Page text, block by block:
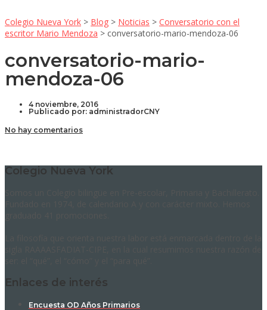
Colegio Nueva York > Blog > Noticias > Conversatorio con el
escritor Mario Mendoza > conversatorio-mario-mendoza-06
conversatorio-mario-
mendoza-06
4 noviembre, 2016
Publicado por: administradorCNY
No hay comentarios
Colegio Nueva York
Enlaces de interés
Encuesta OD Años Primarios